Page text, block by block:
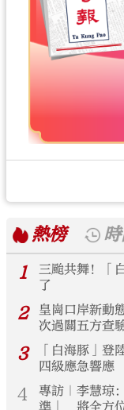
熱榜
1
三颱共舞！「
了
2
皇崗口岸新動
次過關五方查
3
「白海豚」登
四級應急響應
4
專訪｜李慧琼